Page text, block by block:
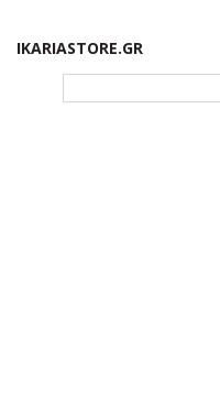
IKARIASTORE.GR